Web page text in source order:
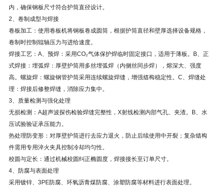
内，确保钢板尺寸符合护筒直径设计。
2、卷制成型与焊接‌
‌卷板加工：使用卷板机将钢板卷成圆筒，根据护筒直径和壁厚选择设备规格，
卷制时控制辊轴压力与进给速度。
‌焊接工艺：A、‌预焊‌：采用CO₂气体保护焊临时固定接口，适用于薄板。B、‌正
式焊接‌：‌埋弧焊‌：厚壁护筒用多丝埋弧焊（内侧丝同步焊），熔深大、强度
高。‌螺旋焊‌：螺旋钢管护筒采用连续螺旋焊缝，增强结构稳定性。C、‌焊缝处
理‌：焊接后修整焊缝，消除应力集中。
3、质量检测与强化处理‌
‌无损检测：A超声波探伤检验焊缝完整性，X射线检测内部气孔、夹渣。B、水
压试验验证承压能力。
‌热处理防变形：对厚壁护筒进行去应力退火，防止后续使用中开裂；复杂结构
件需用专用淬火夹具控制冷却均匀性。
‌校圆与定长：通过机械校圆纠正椭圆度，焊接接长至订单尺寸。
4、防腐与表面处理‌
采用镀锌、3PE防腐、环氧沥青煤防腐、涂塑防腐等材料进行表面处理。